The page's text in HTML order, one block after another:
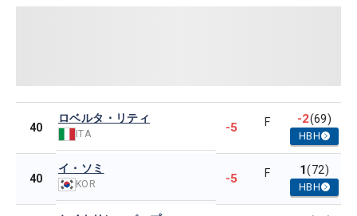
40
ロベルタ・リティ
ITA -5 F -2(69)
HBH
40
イ・ソミ
KOR -5 F 1(72)
HBH